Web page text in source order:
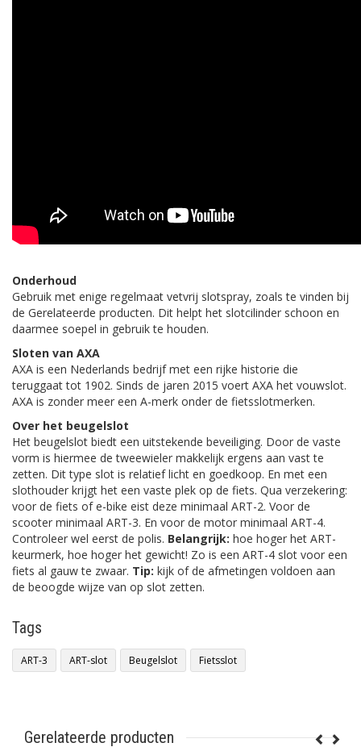
Onderhoud
Gebruik met enige regelmaat vetvrij slotspray, zoals te vinden bij
de Gerelateerde producten. Dit helpt het slotcilinder schoon en
daarmee soepel in gebruik te houden.
Sloten van AXA
AXA is een Nederlands bedrijf met een rijke historie die
teruggaat tot 1902. Sinds de jaren 2015 voert AXA het vouwslot.
AXA is zonder meer een A-merk onder de fietsslotmerken.
Over het beugelslot
Het beugelslot biedt een uitstekende beveiliging. Door de vaste
vorm is hiermee de tweewieler makkelijk ergens aan vast te
zetten. Dit type slot is relatief licht en goedkoop. En met een
slothouder krijgt het een vaste plek op de fiets. Qua verzekering:
voor de fiets of e-bike eist deze minimaal ART-2. Voor de
scooter minimaal ART-3. En voor de motor minimaal ART-4.
Controleer wel eerst de polis. Belangrijk: hoe hoger het ART-
keurmerk, hoe hoger het gewicht! Zo is een ART-4 slot voor een
fiets al gauw te zwaar. Tip: kijk of de afmetingen voldoen aan
de beoogde wijze van op slot zetten.
Tags
ART-3 ART-slot Beugelslot Fietsslot
Gerelateerde producten